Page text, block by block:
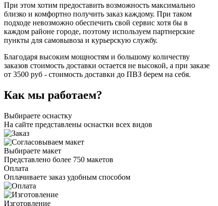
При этом хотим предоставить возможность максимально
близко и комфортно получить заказ каждому. При таком
подходе невозможно обеспечить свой сервис хотя бы в
каждом районе городе, поэтому используем партнерские
пункты для самовывоза и курьерскую службу.
Благодаря высоким мощностям и большому количеству
заказов стоимость доставки остается не высокой, а при заказе
от 3500 руб - стоимость доставки до ПВЗ берем на себя.
Как мы работаем?
Выбираете оснастку
На сайте представлены оснастки всех видов
Выбираете макет
Представлено более 750 макетов
Оплата
Оплачиваете заказ удобным способом
Изготовление